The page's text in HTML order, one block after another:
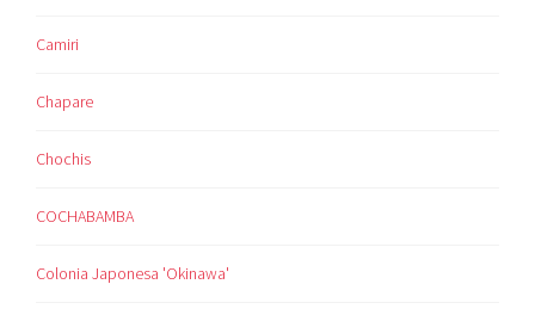
Camiri
Chapare
Chochis
COCHABAMBA
Colonia Japonesa 'Okinawa'